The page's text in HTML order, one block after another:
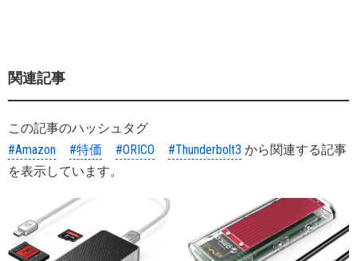
関連記事
この記事のハッシュタグ
#Amazon
#特価 #ORICO #Thunderbolt3 から関連する記事
を表示しています。